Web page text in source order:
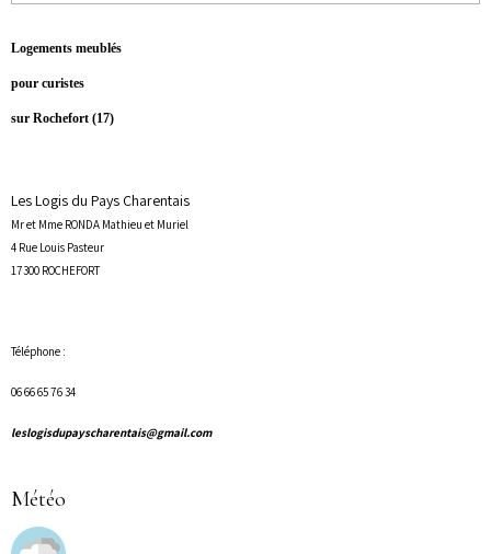
Logements meublés
pour curistes
sur Rochefort (17)
Les Logis du Pays Charentais
Mr et Mme RONDA Mathieu et Muriel
4 Rue Louis Pasteur
17300 ROCHEFORT
Téléphone :
06 66 65 76 34
leslogisdupayscharentais@gmail.com
Météo